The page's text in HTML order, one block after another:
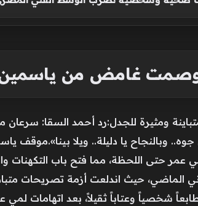
وصمت غامض من
ومثيرة للجدل:رد أحمد السقا: سرعان
وبالنجاح يا دليلة.. ويلا بينا».موقف
عمر حتى اللحظة، مما فتح باب التكهنات
الماضي، حيث اندلعت أزمة تصريحات
شخصياً وعتاباً ثقيلاً، بعد اتهامات